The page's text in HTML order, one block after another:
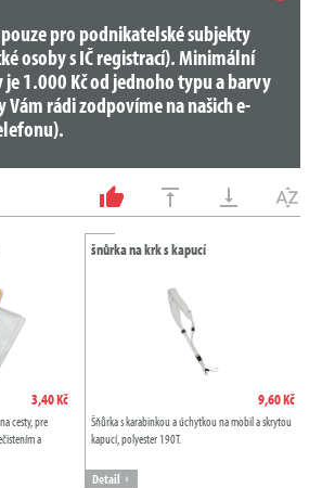
pro podnikatelské subjekty
osoby s IČ registrací). Minimální
1.000 Kč od jednoho typu a barvy
rádi zodpovíme na našich e-
3,40 Kč
cesty, pre
a
šnůrka na krk s kapucí
9,60 Kč
Šňůrka s karabinkou a úchytkou na mobil a skrytou
kapucí, polyester 190T.
Detail